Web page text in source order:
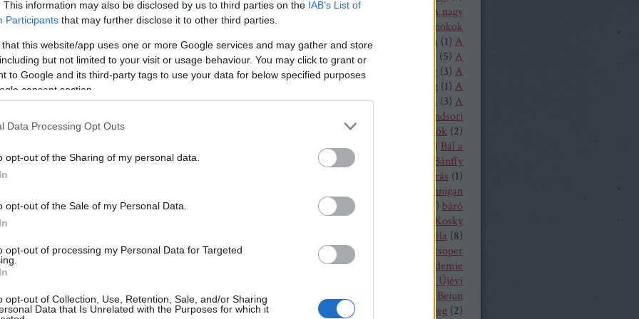
This information may also be disclosed by us to third parties on the IAB’s List of
Participants that may further disclose it to other third parties.
that this website/app uses one or more Google services and may gather and store
but not limited to your visit or usage behaviour. You may click to grant or
to Google and its third-party tags to use your data for below specified purposes
consent section.
Data Processing Opt Outs
opt-out of the Sharing of my personal data.
opt-out of the Sale of my Personal Data.
opt-out of processing my Personal Data for Targeted
opt-out of Collection, Use, Retention, Sale, and/or Sharing
Data that Is Unrelated with the Purposes for which it
Tetszik 0
Szólj hozzá!
Staatsoper Bécs tíz kép Narodni Divadlo Praha
a csalogány dala?
Színház opera-együttese a múlt hétvégén
össze két olyan orosz egyfelvonásost, melyeknek első
sok közük van egymáshoz. Stravinsky első operáját,
Tetszik 0
A láng (1) A loudoni ördögök
A nagy
A nürnbergi mesterdalnokok
(2) A Nyugat lánya A próféta (1) A
puritánok (1) (5) A
rózsalovag (1)A sevillai borbély (3) A
A távoli hang (1) A
trubadúr(2)A varázsfuvola (3) A
A windsori
A zsidónő Bajazzók (2)
Balassa Sándor
) Bál a
Savoyban
Bánffy Katalin
Bánffy
Bánó András (1)
Barbara Hannigan
1 báró Orczy Bódog ) báró
Barrie Kosky
Bartók Béla (8)
Bartók Péter
(2
Bayerische Staatsoper
19)Bayerische Theaterakademie
Bécsi Újévi
Koncert(1)Bedrich Smetana
Bejun
Mehta
Békés András bélyeg (2)